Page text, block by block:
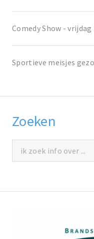
Comedy Show - vrijdag
Sportieve meisjes
Zoeken